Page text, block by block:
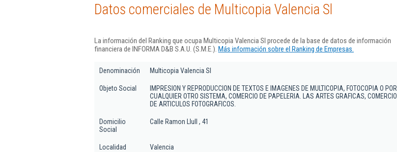
Datos comerciales de Multicopia Valencia Sl
La información del Ranking que ocupa Multicopia Valencia Sl procede de la base de datos de información
financiera de INFORMA D&B S.A.U. (S.M.E.). Más información sobre el Ranking de Empresas.
Denominación Multicopia Valencia Sl
Objeto Social
IMPRESION Y REPRODUCCION DE TEXTOS E IMAGENES DE MULTICOPIA, FOTOCOPIA O POR
CUALQUIER OTRO SISTEMA, COMERCIO DE PAPELERIA. LAS ARTES GRAFICAS, COMERCIO
DE ARTICULOS FOTOGRAFICOS.
Domicilio
Social
Calle Ramon Llull , 41
Localidad Valencia